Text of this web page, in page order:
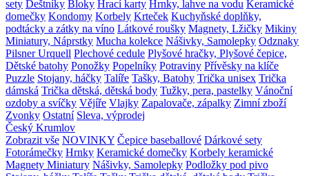
sety Deštníky Bloky Hrací karty Hrnky, lahve na vodu Keramické
domečky Kondomy Korbely Krteček Kuchyňské doplňky,
podtácky a zátky na víno Látkové roušky Magnety, Lžičky Mikiny
Miniatury, Náprstky Mucha kolekce Nášivky, Samolepky Odznaky
Pilsner Urquell Plechové cedule Plyšové hračky, Plyšové čepice,
Dětské batohy Ponožky Popelníky Potraviny Přívěsky na klíče
Puzzle Stojany, háčky Talíře Tašky, Batohy Trička unisex Trička
dámská Trička dětská, dětská body Tužky, pera, pastelky Vánoční
ozdoby a svíčky Vějíře Vlajky Zapalovače, zápalky Zimní zboží
Zvonky Ostatní Sleva, výprodej
Český Krumlov
Zobrazit vše NOVINKY Čepice baseballové Dárkové sety
Fotorámečky Hrnky Keramické domečky Korbely keramické
Magnety Miniatury Nášivky, Samolepky Podložky pod pivo